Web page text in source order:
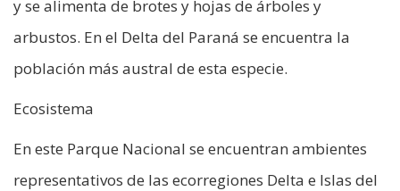
y se alimenta de brotes y hojas de árboles y
arbustos. En el Delta del Paraná se encuentra la
población más austral de esta especie.
Ecosistema
En este Parque Nacional se encuentran ambientes
representativos de las ecorregiones Delta e Islas del